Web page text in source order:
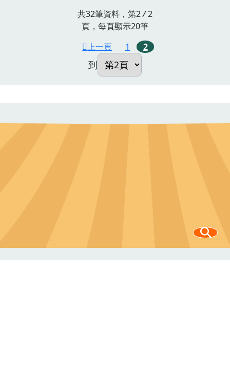
蓮相關產品推廣
活動。
皮團隊為首，串
連十個單位組
織，跨地域、跨
專業領域、跨齡
的分工合作，提
立合作社、於社
於 國小端提供
模組，並與大學
作，醞釀發展永
食農教育 社會
共32筆資料，第2/2
頁，每頁顯示20筆
上一頁
1 2
到